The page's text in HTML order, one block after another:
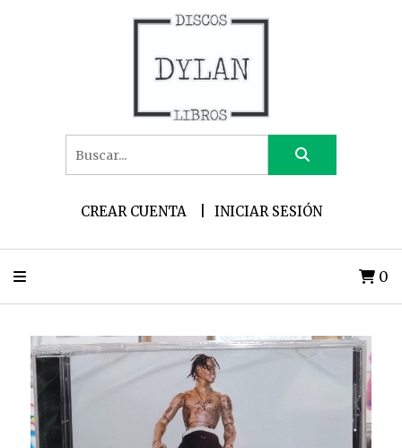
CREAR CUENTA INICIAR SESIÓN
0